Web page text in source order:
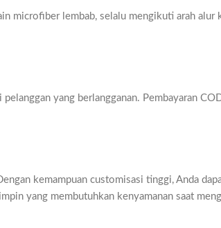
microfiber lembab, selalu mengikuti arah alur
yang berlangganan. Pembayaran
kemampuan customisasi tinggi, Anda
yang membutuhkan kenyamanan saat